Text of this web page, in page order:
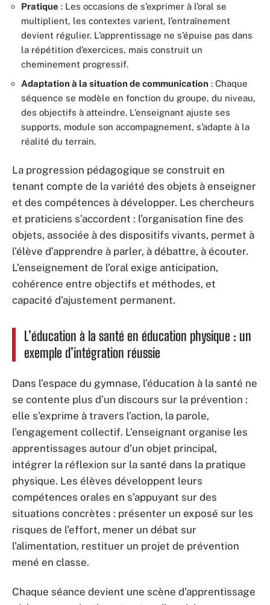
Pratique : Les occasions de s’exprimer à l’oral se
multiplient, les contextes varient, l’entraînement
devient régulier. L’apprentissage ne s’épuise pas dans
la répétition d’exercices, mais construit un
cheminement progressif.
Adaptation à la situation de communication : Chaque
séquence se modèle en fonction du groupe, du niveau,
des objectifs à atteindre. L’enseignant ajuste ses
supports, module son accompagnement, s’adapte à la
réalité du terrain.
La progression pédagogique se construit en
tenant compte de la variété des objets à enseigner
et des compétences à développer. Les chercheurs
et praticiens s’accordent : l’organisation fine des
objets, associée à des dispositifs vivants, permet à
l’élève d’apprendre à parler, à débattre, à écouter.
L’enseignement de l’oral exige anticipation,
cohérence entre objectifs et méthodes, et
capacité d’ajustement permanent.
L’éducation à la santé en éducation physique : un
exemple d’intégration réussie
Dans l’espace du gymnase, l’éducation à la santé ne
se contente plus d’un discours sur la prévention :
elle s’exprime à travers l’action, la parole,
l’engagement collectif. L’enseignant organise les
apprentissages autour d’un objet principal,
intégrer la réflexion sur la santé dans la pratique
physique. Les élèves développent leurs
compétences orales en s’appuyant sur des
situations concrètes : présenter un exposé sur les
risques de l’effort, mener un débat sur
l’alimentation, restituer un projet de prévention
mené en classe.
Chaque séance devient une scène d’apprentissage